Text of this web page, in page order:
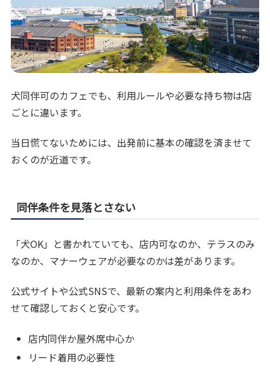
犬同伴可のカフェでも、利用ルールや必要な持ち物は店
ごとに違います。
当日慌てないためには、出発前に基本の確認を済ませて
おくのが近道です。
同伴条件を見落とさない
「犬OK」と書かれていても、店内可なのか、テラスのみ
なのか、マナーウェアが必要なのかは差があります。
公式サイトや公式SNSで、最新の案内と利用条件をあわ
せて確認しておくと安心です。
店内同伴か屋外席中心か
リード着用の必要性